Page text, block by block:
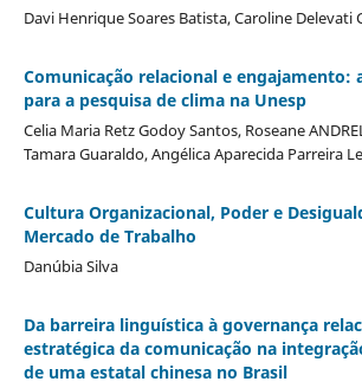
Davi Henrique Soares Batista, Caroline Delevati
Comunicação relacional e engajamento:
para a pesquisa de clima na Unesp
Celia Maria Retz Godoy Santos, Roseane
Tamara Guaraldo, Angélica Aparecida Parreira
Cultura Organizacional, Poder e
Mercado de Trabalho
Danúbia Silva
Da barreira linguística à governança
estratégica da comunicação na
de uma estatal chinesa no Brasil